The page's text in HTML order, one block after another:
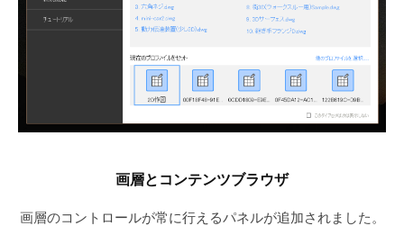
画層とコンテンツブラウザ
画層のコントロールが常に行えるパネルが追加されました。